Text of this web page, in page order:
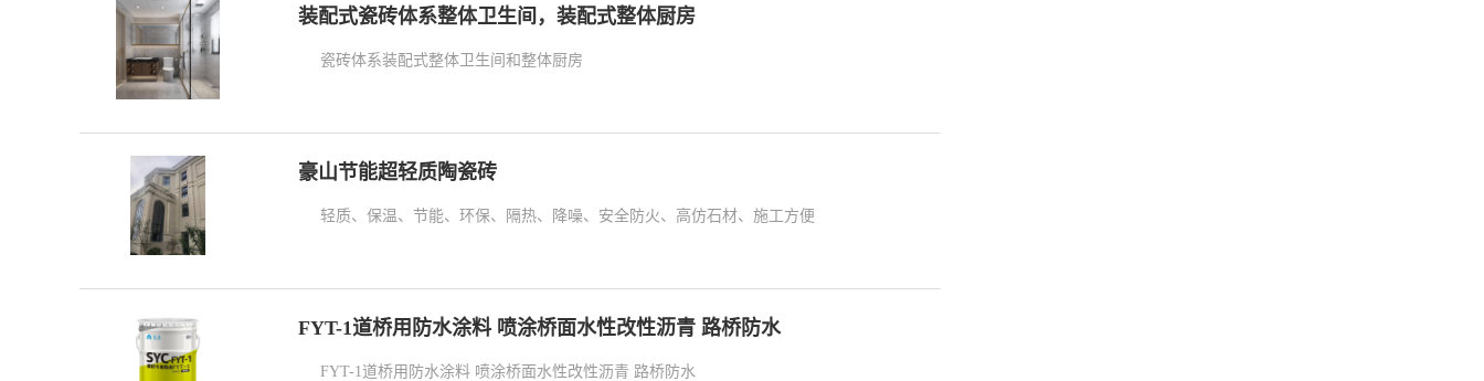
装配式瓷砖体系整体卫生间，装配式整体厨房
瓷砖体系装配式整体卫生间和整体厨房
豪山节能超轻质陶瓷砖
轻质、保温、节能、环保、隔热、降噪、安全防火、高仿石材、施工方便
FYT-1道桥用防水涂料 喷涂桥面水性改性沥青 路桥防水
FYT-1道桥用防水涂料 喷涂桥面水性改性沥青 路桥防水